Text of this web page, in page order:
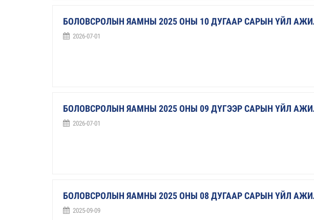
БОЛОВСРОЛЫН ЯАМНЫ 2025 ОНЫ 10 ДУГААР САРЫН ҮЙЛ
2026-07-01
БОЛОВСРОЛЫН ЯАМНЫ 2025 ОНЫ 09 ДҮГЭЭР САРЫН ҮЙЛ
2026-07-01
БОЛОВСРОЛЫН ЯАМНЫ 2025 ОНЫ 08 ДУГААР САРЫН ҮЙЛ
2025-09-09